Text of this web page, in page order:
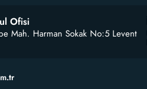
Ofisi
Mah. Harman Sokak No:5 Levent